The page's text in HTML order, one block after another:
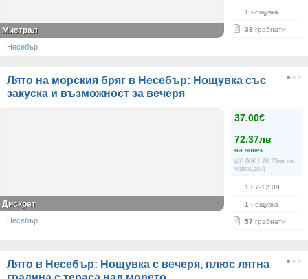
1 нощувка
38 грабнати
Мистрал
Несебър
Лято на морския бряг в Несебър: Нощувка със
закуска и възможност за вечеря
37.00€
72.37лв
на човек
(40.00€ / 78.23лв на
човек/ден)
1.07-12.09
1 нощувка
57 грабнати
Дискрет
Несебър
Лято в Несебър: Нощувка с вечеря, плюс лятна